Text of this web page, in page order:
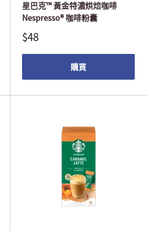
星巴克™ 黃金特濃烘焙咖啡
Nespresso® 咖啡粉囊
$48
購買